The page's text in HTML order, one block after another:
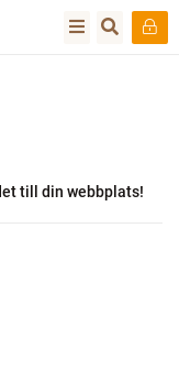
till din webbplats!